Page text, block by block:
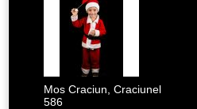
Mos Craciun, Craciunel
586